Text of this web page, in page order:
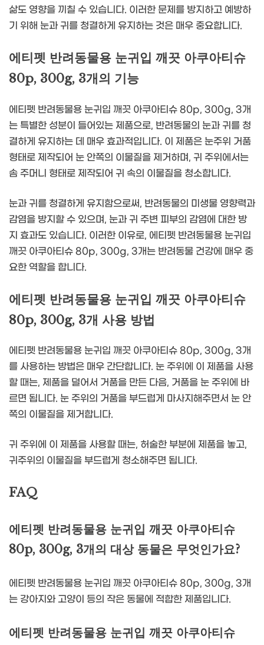
삶도 영향을 끼칠 수 있습니다. 이러한 문제를 방지하고 예방하
기 위해 눈과 귀를 청결하게 유지하는 것은 매우 중요합니다.
에티펫 반려동물용 눈귀입 깨끗 아쿠아티슈
80p, 300g, 3개의 기능
에티펫 반려동물용 눈귀입 깨끗 아쿠아티슈 80p, 300g, 3개
는 특별한 성분이 들어있는 제품으로, 반려동물의 눈과 귀를 청
결하게 유지하는 데 매우 효과적입니다. 이 제품은 눈주위 거품
형태로 제작되어 눈 안쪽의 이물질을 제거하며, 귀 주위에서는
솜 주머니 형태로 제작되어 귀 속의 이물질을 청소합니다.
눈과 귀를 청결하게 유지함으로써, 반려동물의 미생물 영향력과
감염을 방지할 수 있으며, 눈과 귀 주변 피부의 감염에 대한 방
지 효과도 있습니다. 이러한 이유로, 에티펫 반려동물용 눈귀입
깨끗 아쿠아티슈 80p, 300g, 3개는 반려동물 건강에 매우 중
요한 역할을 합니다.
에티펫 반려동물용 눈귀입 깨끗 아쿠아티슈
80p, 300g, 3개 사용 방법
에티펫 반려동물용 눈귀입 깨끗 아쿠아티슈 80p, 300g, 3개
를 사용하는 방법은 매우 간단합니다. 눈 주위에 이 제품을 사용
할 때는, 제품을 덜어서 거품을 만든 다음, 거품을 눈 주위에 바
르면 됩니다. 눈 주위의 거품을 부드럽게 마사지해주면서 눈 안
쪽의 이물질을 제거합니다.
귀 주위에 이 제품을 사용할 때는, 허술한 부분에 제품을 놓고,
귀주위의 이물질을 부드럽게 청소해주면 됩니다.
FAQ
에티펫 반려동물용 눈귀입 깨끗 아쿠아티슈
80p, 300g, 3개의 대상 동물은 무엇인가요?
에티펫 반려동물용 눈귀입 깨끗 아쿠아티슈 80p, 300g, 3개
는 강아지와 고양이 등의 작은 동물에 적합한 제품입니다.
에티펫 반려동물용 눈귀입 깨끗 아쿠아티슈